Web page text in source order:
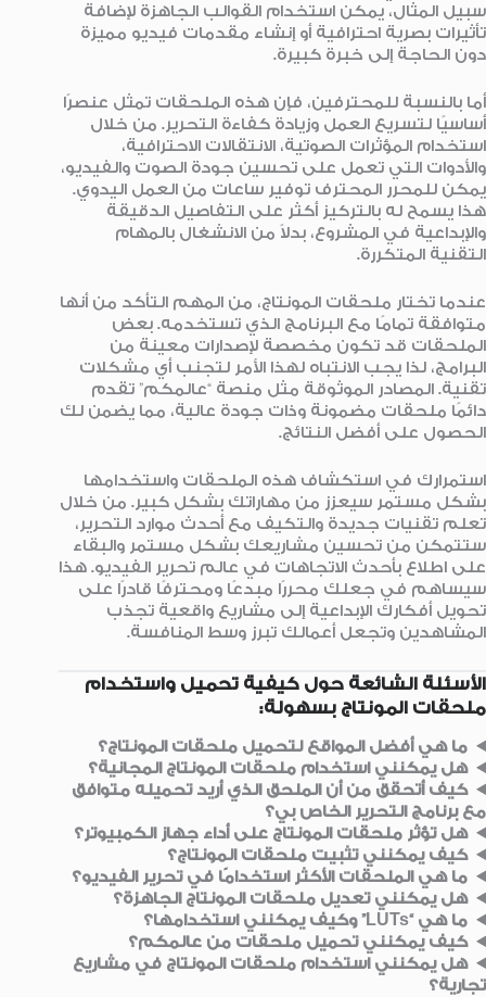
سبيل المثال، يمكن استخدام القوالب الجاهزة لإضافة
تأثيرات بصرية احترافية أو إنشاء مقدمات فيديو مميزة
دون الحاجة إلى خبرة كبيرة.
أما بالنسبة للمحترفين، فإن هذه الملحقات تمثل عنصرًا
أساسيًا لتسريع العمل وزيادة كفاءة التحرير. من خلال
استخدام المؤثرات الصوتية، الانتقالات الاحترافية،
والأدوات التي تعمل على تحسين جودة الصوت والفيديو،
يمكن للمحرر المحترف توفير ساعات من العمل اليدوي.
هذا يسمح له بالتركيز أكثر على التفاصيل الدقيقة
والإبداعية في المشروع، بدلاً من الانشغال بالمهام
التقنية المتكررة.
عندما تختار ملحقات المونتاج، من المهم التأكد من أنها
متوافقة تمامًا مع البرنامج الذي تستخدمه. بعض
الملحقات قد تكون مخصصة لإصدارات معينة من
البرامج، لذا يجب الانتباه لهذا الأمر لتجنب أي مشكلات
تقنية. المصادر الموثوقة مثل منصة “عالمكم” تقدم
دائمًا ملحقات مضمونة وذات جودة عالية، مما يضمن لك
الحصول على أفضل النتائج.
استمرارك في استكشاف هذه الملحقات واستخدامها
بشكل مستمر سيعزز من مهاراتك بشكل كبير. من خلال
تعلم تقنيات جديدة والتكيف مع أحدث موارد التحرير،
ستتمكن من تحسين مشاريعك بشكل مستمر والبقاء
على اطلاع بأحدث الاتجاهات في عالم تحرير الفيديو. هذا
سيساهم في جعلك محررًا مبدعًا ومحترفًا قادرًا على
تحويل أفكارك الإبداعية إلى مشاريع واقعية تجذب
المشاهدين وتجعل أعمالك تبرز وسط المنافسة.
الأسئلة الشائعة حول كيفية تحميل واستخدام
ملحقات المونتاج بسهولة:
ما هي أفضل المواقع لتحميل ملحقات المونتاج؟
هل يمكنني استخدام ملحقات المونتاج المجانية؟
كيف أتحقق من أن الملحق الذي أريد تحميله متوافق
مع برنامج التحرير الخاص بي؟
هل تؤثر ملحقات المونتاج على أداء جهاز الكمبيوتر؟
كيف يمكنني تثبيت ملحقات المونتاج؟
ما هي الملحقات الأكثر استخدامًا في تحرير الفيديو؟
هل يمكنني تعديل ملحقات المونتاج الجاهزة؟
ما هي “LUTs” وكيف يمكنني استخدامها؟
كيف يمكنني تحميل ملحقات من عالمكم؟
هل يمكنني استخدام ملحقات المونتاج في مشاريع
تجارية؟